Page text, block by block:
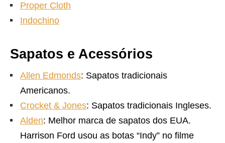
Proper Cloth
Indochino
Sapatos e Acessórios
Allen Edmonds: Sapatos tradicionais
Americanos.
Crocket & Jones: Sapatos tradicionais Ingleses.
Alden: Melhor marca de sapatos dos EUA.
Harrison Ford usou as botas “Indy” no filme